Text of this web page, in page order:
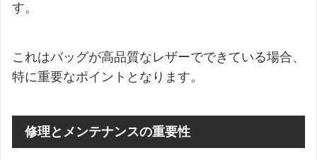
す。
これはバッグが高品質なレザーでできている場合、
特に重要なポイントとなります。
修理とメンテナンスの重要性